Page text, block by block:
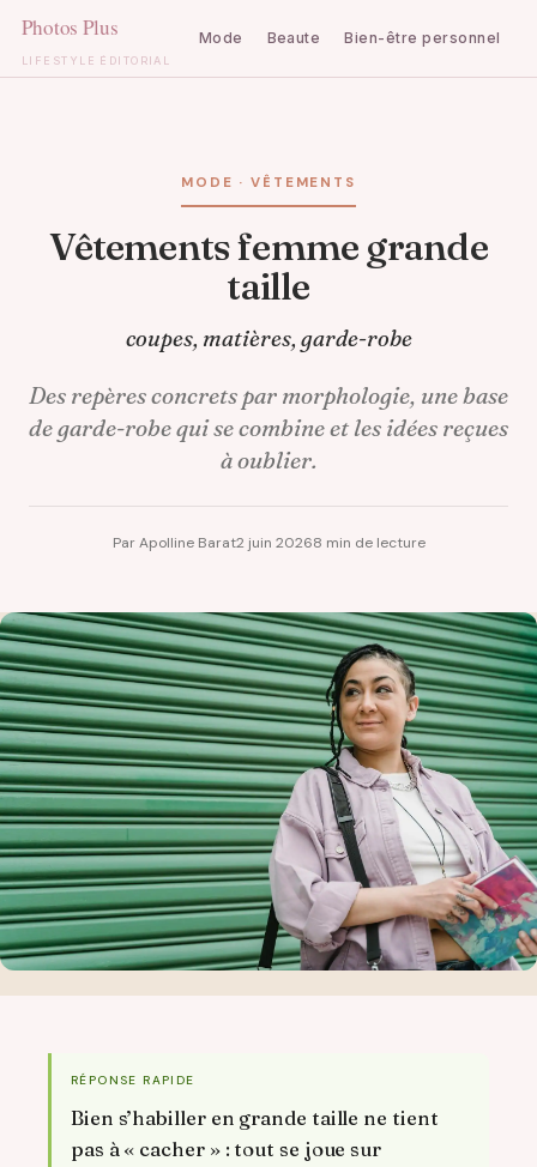
LIFESTYLE ÉDITORIAL
Mode Beaute Bien-être personnel
MODE · VÊTEMENTS
Vêtements femme grande
taille
coupes, matières, garde-robe
Des repères concrets par morphologie, une base
de garde-robe qui se combine et les idées reçues
à oublier.
Par Apolline Barat2 juin 20268 min de lecture
RÉPONSE RAPIDE
Bien s’habiller en grande taille ne tient
pas à « cacher » : tout se joue sur